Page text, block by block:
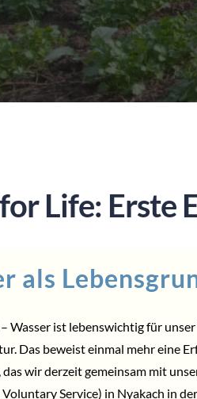
Life: Erste
als
Wasser ist lebenswichtig für
Das beweist einmal mehr eine
das wir derzeit gemeinsam mit
Service) in Nyakach in